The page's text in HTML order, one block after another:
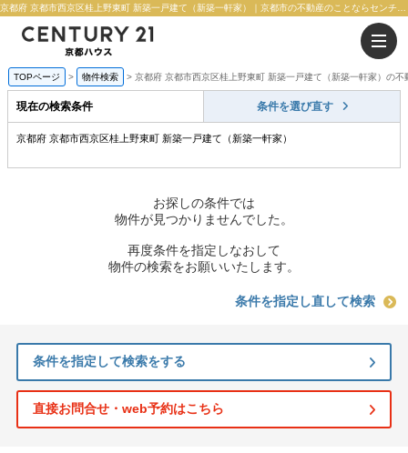
TOPページ 物件検索 京都府 京都市西京区桂上野東町 新築一戸建て（新築一軒家）の不
現在の検索条件 条件を選び直す
京都府 京都市西京区桂上野東町 新築一戸建て（新築一軒家）
お探しの条件では
物件が見つかりませんでした。
再度条件を指定しなおして
物件の検索をお願いいたします。
条件を指定し直して検索
条件を指定して検索をする
直接お問合せ・web予約はこちら